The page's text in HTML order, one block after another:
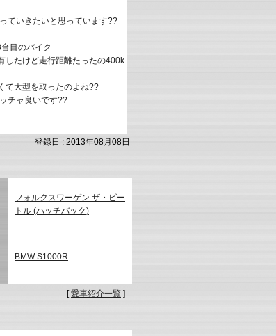
ていきたいと思っています??
目のバイク
したけど走行距離たったの400k
て大型を取ったのよね??
チャ良いです??
登録日 : 2013年08月08日
フォルクスワーゲン ザ・ビー
トル (ハッチバック)
BMW S1000R
[愛車紹介一覧 ]